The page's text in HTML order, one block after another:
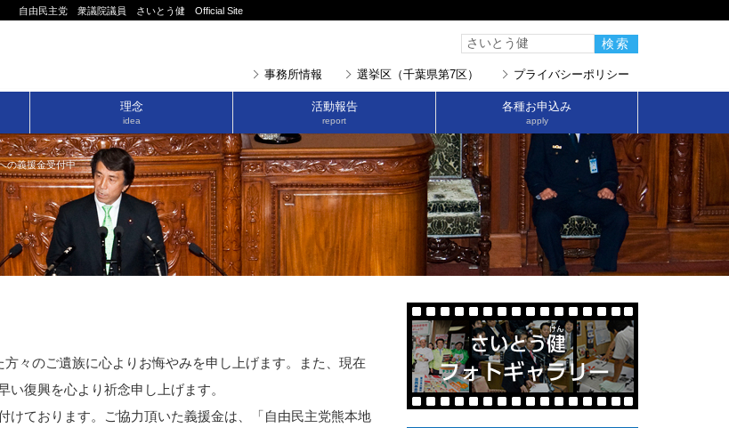
自由民主党 衆議院議員 さいとう健 Official Site
事務所情報 選挙区（千葉県第7区） プライバシーポリシー
理念
idea
活動報告
report
各種お申込み
apply
の義援金受付中
々のご遺族に心よりお悔やみを申し上げます。また、現在
復興を心より祈念申し上げます。
ております。ご協力頂いた義援金は、「自由民主党熊本地